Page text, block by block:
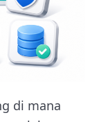
di mana